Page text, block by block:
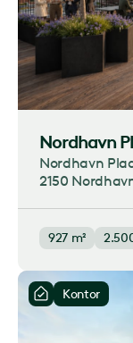
Nordhavn
Nordhavn
2150
927 m²
Kontor